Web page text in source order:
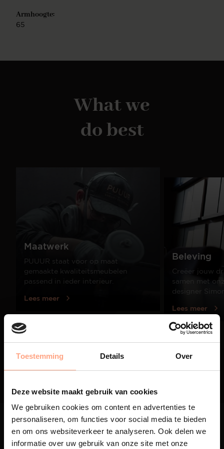
Toestemming Details Over
Deze website maakt gebruik van cookies
We gebruiken cookies om content en advertenties te
personaliseren, om functies voor social media te bieden
en om ons websiteverkeer te analyseren. Ook delen we
informatie over uw gebruik van onze site met onze
is eenvoudig te monteren.
Armhoogte:
65
What we
do best
Maatwerk
PUUUR staat voor op maat
gemaakte kwaliteitsmeubelen
passend in ieder interieur.
Lees meer
Beleving
Creëer jouw
samen met
designer
Lees meer